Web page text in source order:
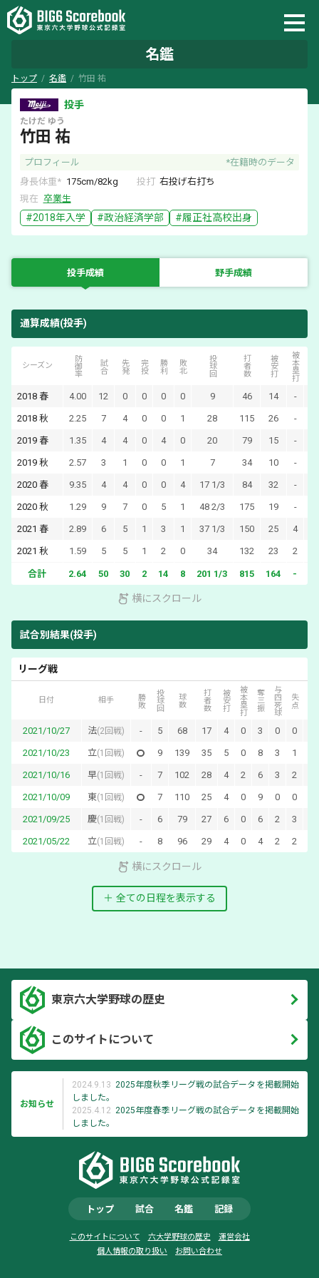
名鑑
トップ 名鑑 竹田 祐
投手
竹田 祐
たけだ ゆう
プロフィール
*在籍時のデータ
身長体重* 175cm/82kg 投打 右投げ右打ち
現在 卒業生
#2018年入学 #政治経済学部 #履正社高校出身
投手成績 野手成績
通算成績(投手)
シーズン 防御率 試合 先発 完投 勝利 敗北 投球回 打者数 被安打 被本塁打
2018 春 4.00 12 0 0 0 0 9 46 14 -
2018 秋 2.25 7 4 0 0 1 28 115 26 -
2019 春 1.35 4 4 0 4 0 20 79 15 -
2019 秋 2.57 3 1 0 0 1 7 34 10 -
2020 春 9.35 4 4 0 0 4 17 1/3 84 32 -
2020 秋 1.29 9 7 0 5 1 48 2/3 175 19 -
2021 春 2.89 6 5 1 3 1 37 1/3 150 25 4
2021 秋 1.59 5 5 1 2 0 34 132 23 2
合計 2.64 50 30 2 14 8 201 1/3 815 164 -
横にスクロール
試合別結果(投手)
リーグ戦
日付 相手 勝敗 投球回 球数 打者数 被安打 被本塁打 奪三振 与四死球 失点
2021/10/27 法(2回戦) - 5 68 17 4 0 3 0 0
2021/10/23 立(1回戦) 9 139 35 5 0 8 3 1
2021/10/16 早(1回戦) - 7 102 28 4 2 6 3 2
2021/10/09 東(1回戦) 7 110 25 4 0 9 0 0
2021/09/25 慶(1回戦) - 6 79 27 6 0 6 2 3
2021/05/22 立(1回戦) - 8 96 29 4 0 4 2 2
横にスクロール
全ての日程を表示する
東京六大学野球の歴史
このサイトについて
お知らせ
2024.9.13 2025年度秋季リーグ戦の試合データを掲載開始
しました。
2025.4.12 2025年度春季リーグ戦の試合データを掲載開始
しました。
トップ 試合 名鑑 記録
このサイトについて 六大学野球の歴史
運営会社
個人情報の取り扱い
お問い合わせ